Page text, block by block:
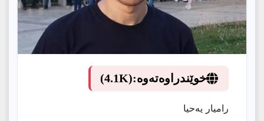
خوێندراوەتەوە:(4.1K)
رامیار یەحیا